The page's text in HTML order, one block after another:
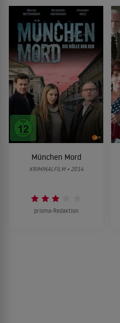
München Mord
KRIMINALFILM • 2014
prisma-Redaktion